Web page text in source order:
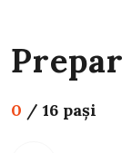
0 / 16 pași